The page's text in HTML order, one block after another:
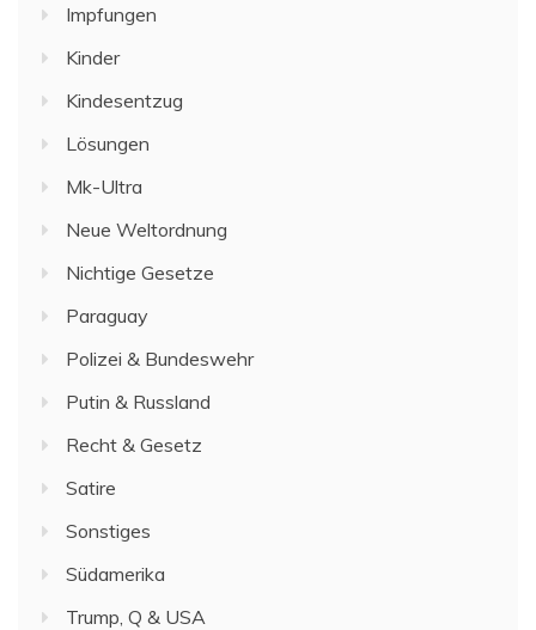
Impfungen
Kinder
Kindesentzug
Lösungen
Mk-Ultra
Neue Weltordnung
Nichtige Gesetze
Paraguay
Polizei & Bundeswehr
Putin & Russland
Recht & Gesetz
Satire
Sonstiges
Südamerika
Trump, Q & USA